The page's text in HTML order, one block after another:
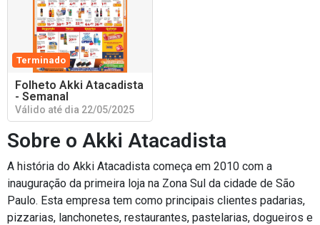
Terminado
Folheto Akki Atacadista
- Semanal
Válido até dia 22/05/2025
Sobre o Akki Atacadista
A história do Akki Atacadista começa em 2010 com a
inauguração da primeira loja na Zona Sul da cidade de São
Paulo. Esta empresa tem como principais clientes padarias,
pizzarias, lanchonetes, restaurantes, pastelarias, dogueiros e